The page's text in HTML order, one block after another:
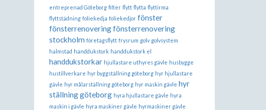
entreprenad Göteborg filter flytt flytta flyttirma
flyttstädning foliekedja foliekedjor fönster
fönsterrenoveringfönsterrenovering
stockholm företagsflytt frysrum golv golvsystem
halmstad handdukstork handdukstork el
handdukstorkar hjullastare uthyres gävle husbygge
hustillverkare hyr byggställning göteborg hyr hjullastare
gävle hyr målarställning göteborg hyr maskin gävle hyr
ställning göteborg hyra hjullastare gävle hyra
maskin i gävle hyra maskiner gävle hyrmaskiner gävle